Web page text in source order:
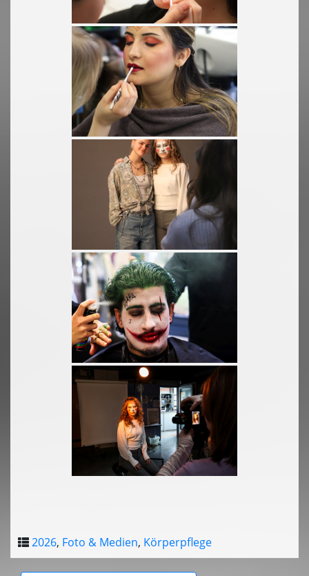
2026, Foto & Medien, Körperpflege